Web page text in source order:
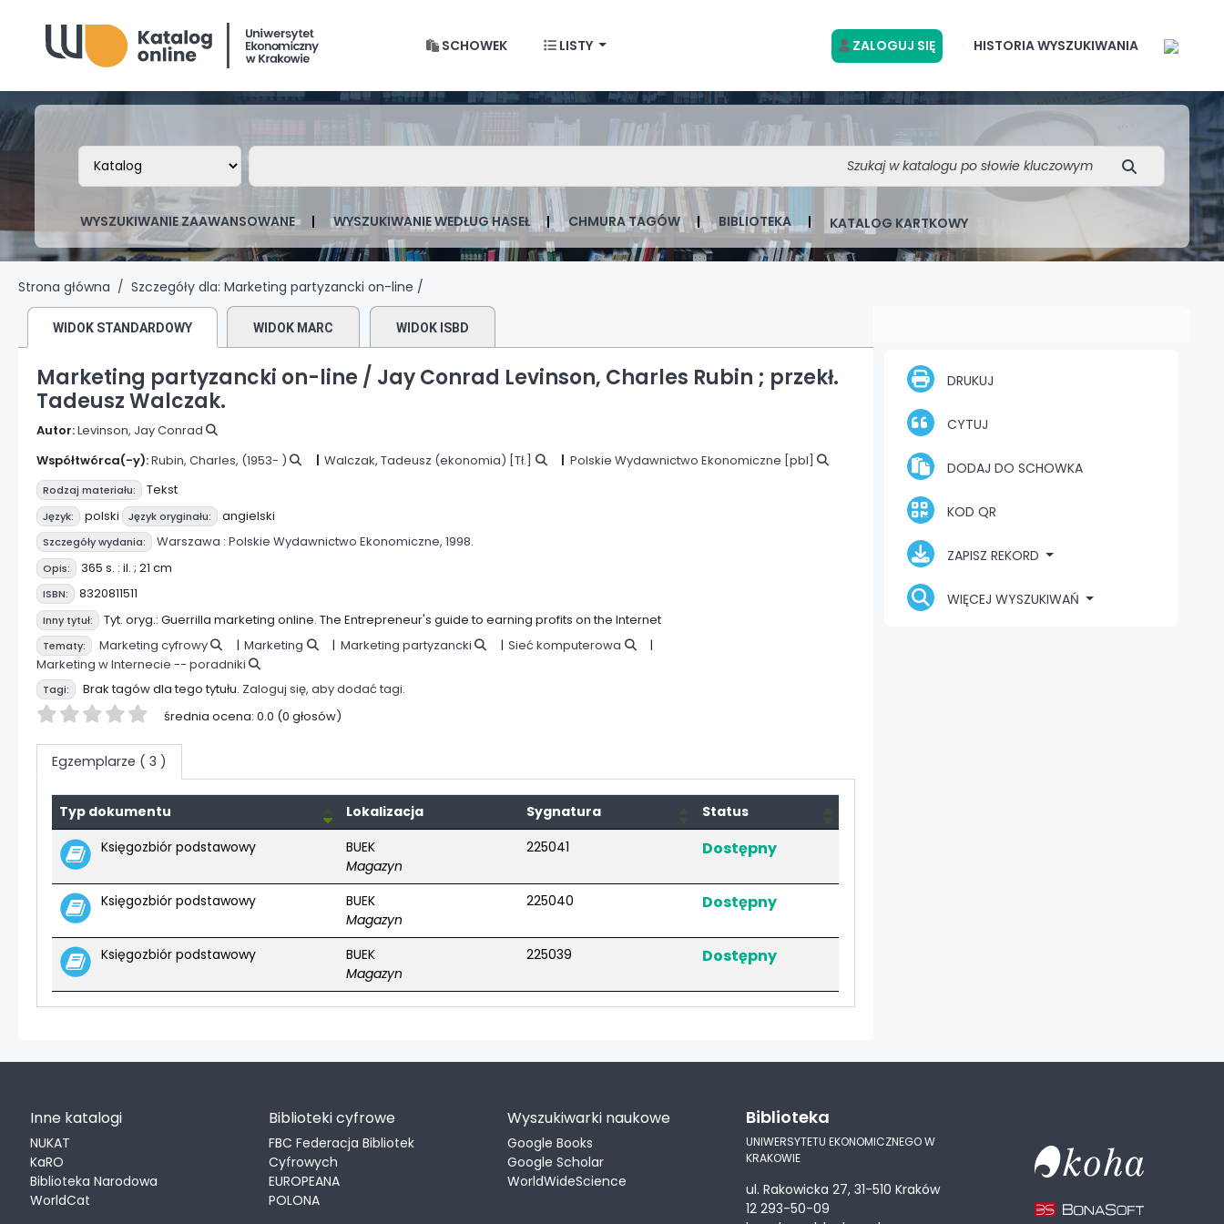
Biblioteka Uniwersytetu Ekonomicznego w Krakowie
SCHOWEK LISTY ZALOGUJ SIĘ HISTORIA WYSZUKIWANIA
Szukaj w katalogu po:Szukaj w katalogu po słowie kluczowym
WYSZUKIWANIE ZAAWANSOWANE WYSZUKIWANIE WEDŁUG HASEŁ CHMURA TAGÓW BIBLIOTEKA KATALOG KARTKOWY
Strona główna Szczegóły dla: Marketing partyzancki on-line /
WIDOK STANDARDOWY WIDOK MARC WIDOK ISBD
Marketing partyzancki on-line / Jay Conrad Levinson, Charles Rubin ; przekł.
Tadeusz Walczak.
Autor:Levinson, Jay Conrad
Współtwórca(-y):Rubin, Charles, (1953- ) Walczak, Tadeusz (ekonomia) [Tł.] Polskie Wydawnictwo Ekonomiczne [pbl]
Rodzaj materiału: Tekst
Język: polski Język oryginału: angielski
Szczegóły wydania: Warszawa : Polskie Wydawnictwo Ekonomiczne, 1998.
Opis: 365 s. : il. ; 21 cm
ISBN: 8320811511
Inny tytuł: Tyt. oryg.: Guerrilla marketing online. The Entrepreneur's guide to earning profits on the Internet
Tematy: Marketing cyfrowy Marketing Marketing partyzancki
Sieć komputerowa
Marketing w Internecie -- poradniki
Tagi: Brak tagów dla tego tytułu. Zaloguj się, aby dodać tagi.
Twoja ocena średnia ocena: 0.0 (0 głosów)
Egzemplarze ( 3 )
Egzemplarze
Typ dokumentu Lokalizacja Sygnatura
Status
Księgozbiór podstawowy
BUEK
Magazyn
225041 Dostępny
Księgozbiór podstawowy
BUEK
Magazyn
225040 Dostępny
Księgozbiór podstawowy
BUEK
Magazyn
225039 Dostępny
DRUKUJ
CYTUJ
DODAJ DO SCHOWKA
KOD QR
ZAPISZ REKORD
WIĘCEJ WYSZUKIWAŃ
Inne katalogi
NUKAT
KaRO
Biblioteka Narodowa
WorldCat
Biblioteki cyfrowe
FBC Federacja Bibliotek
Cyfrowych
EUROPEANA
POLONA
Wyszukiwarki naukowe
Google Books
Google Scholar
WorldWideScience
Biblioteka
UNIWERSYTETU EKONOMICZNEGO W
KRAKOWIE
ul. Rakowicka 27, 31-510 Kraków
12 293-50-09